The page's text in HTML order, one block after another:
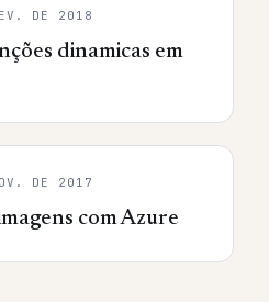
DE 2018
dinamicas em
DE 2017
com Azure